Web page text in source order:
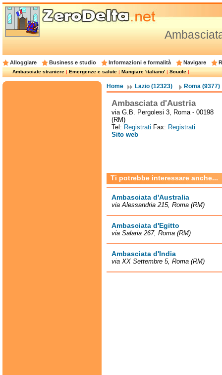
Alloggiare Business e studio Informazioni e formalità Navigare
Ambasciate straniere|Emergenze e salute|Mangiare 'italiano'|Scuole|
Home Lazio (12323) Roma (9377)
Ambasciata d'Austria
via G.B. Pergolesi 3, Roma - 00198
(RM)
Tel: Registrati Fax: Registrati
Sito web
Ti potrebbe interessare anche...
Ambasciata d'Australia
via Alessandria 215, Roma (RM)
Ambasciata d'Egitto
via Salaria 267, Roma (RM)
Ambasciata d'India
via XX Settembre 5, Roma (RM)